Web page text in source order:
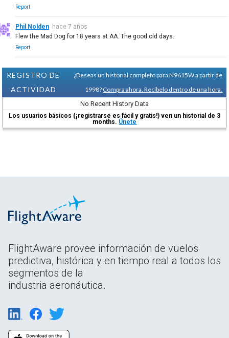
Report
Phil Nolden hace 7 años
Flew the Mad Dog for 18 years at AA. The good old days.
Report
REGISTRO DE
ACTIVIDAD
¿Deseas un historial completo para N9615W a partir de
1998? Compra ahora. Recíbelo dentro de una hora.
No Recent History Data
Los usuarios básicos (¡registrarse es fácil y gratis!) ven un historial de 3
months. Únete
FlightAware provee información de vuelos
predictiva, histórica y en tiempo real a todos los
segmentos de la
industria aeronáutica.